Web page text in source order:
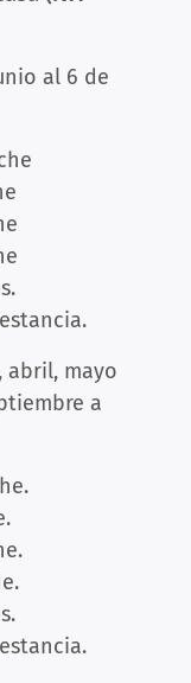
al 6 de
abril, mayo
a